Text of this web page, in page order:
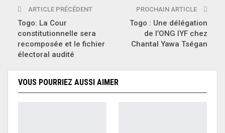
ARTICLE PRÉCÉDENT
Togo: La Cour
constitutionnelle sera
recomposée et le fichier
électoral audité
PROCHAIN ARTICLE
Togo : Une délégation
de l’ONG IYF chez
Chantal Yawa Tségan
VOUS POURRIEZ AUSSI AIMER